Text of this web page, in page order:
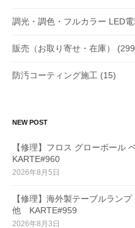
調光・調色・フルカラー LED
販売（お取り寄せ・在庫）
防汚コーティング施工 (15)
NEW POST
【修理】フロス グローボール
KARTE#960
2026年8月5日
【修理】海外製テーブルラン
他 KARTE#959
2026年8月3日